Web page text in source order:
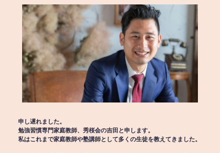
申し遅れました。
勉強習慣専門家庭教師、秀桜会の吉田と申します。
私はこれまで家庭教師や塾講師として多くの生徒を教えてきました。